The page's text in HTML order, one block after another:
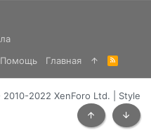
Помощь Главная
R
S
S
2022 XenForo Ltd.
Style
Сверху Снизу